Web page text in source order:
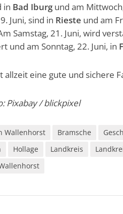
in Bad Iburg und am
Juni, sind in Rieste und am
Samstag, 21. Juni, wird
und am Sonntag, 22. Juni, in
allzeit eine gute und sichere
Pixabay / blickpixel
Wallenhorst Bramsche
Hollage Landkreis